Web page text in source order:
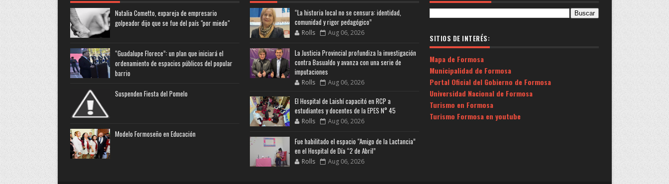
Natalia Cometto, expareja de empresario
golpeador dijo que se fue del país "por miedo"
“Guadalupe Florece”: un plan que iniciará el
ordenamiento de espacios públicos del popular
barrio
Suspenden Fiesta del Pomelo
Modelo Formoseño en Educación
“La historia local no se censura: identidad,
comunidad y rigor pedagógico”
Rolls Aug 06, 2026
La Justicia Provincial profundiza la investigación
contra Basualdo y avanza con una serie de
imputaciones
Rolls Aug 06, 2026
El Hospital de Laishí capacitó en RCP a
estudiantes y docentes de la EPES N° 45
Rolls Aug 06, 2026
Fue habilitado el espacio “Amigo de la Lactancia”
en el Hospital de Día “2 de Abril”
Rolls Aug 06, 2026
SITIOS DE INTERÉS:
Mapa de Formosa
Municipalidad de Formosa
Portal Oficial del Gobierno de Formosa
Universidad Nacional de Formosa
Turismo en Formosa
Turismo Formosa en youtube